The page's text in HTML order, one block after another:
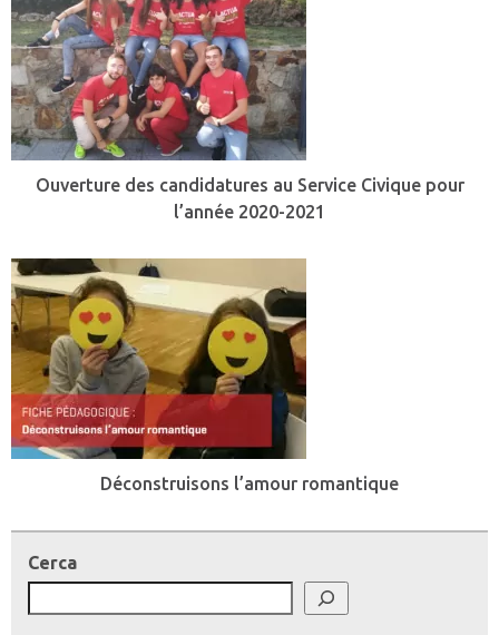
Ouverture des candidatures au Service Civique pour
l’année 2020-2021
Déconstruisons l’amour romantique
Cerca